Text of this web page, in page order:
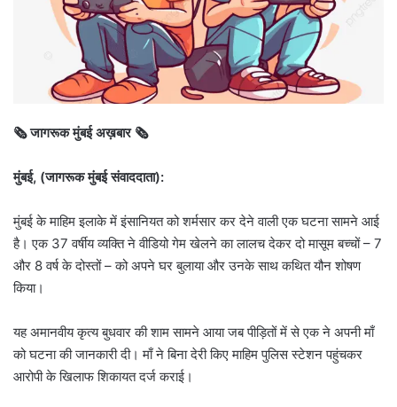
🗞️ जागरूक मुंबई अख़बार 🗞️
मुंबई, (जागरूक मुंबई संवाददाता):
मुंबई के माहिम इलाके में इंसानियत को शर्मसार कर देने वाली एक घटना सामने आई
है। एक 37 वर्षीय व्यक्ति ने वीडियो गेम खेलने का लालच देकर दो मासूम बच्चों – 7
और 8 वर्ष के दोस्तों – को अपने घर बुलाया और उनके साथ कथित यौन शोषण
किया।
यह अमानवीय कृत्य बुधवार की शाम सामने आया जब पीड़ितों में से एक ने अपनी माँ
को घटना की जानकारी दी। माँ ने बिना देरी किए माहिम पुलिस स्टेशन पहुंचकर
आरोपी के खिलाफ शिकायत दर्ज कराई।